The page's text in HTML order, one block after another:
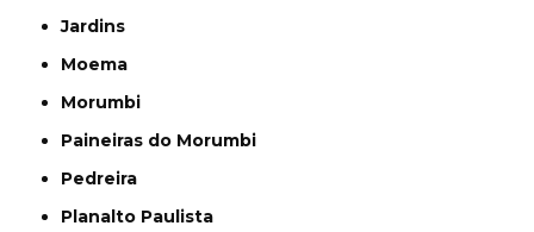
Jardins
Moema
Morumbi
Paineiras do Morumbi
Pedreira
Planalto Paulista